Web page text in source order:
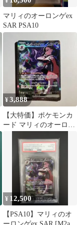
マリィのオーロンゲex
SAR PSA10
¥3,888
【大特価】ポケモンカ
ード マリィのオーロン
¥ 12,500
【PSA10】マリィのオ